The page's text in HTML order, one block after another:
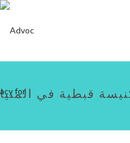
قبطية في المنيا